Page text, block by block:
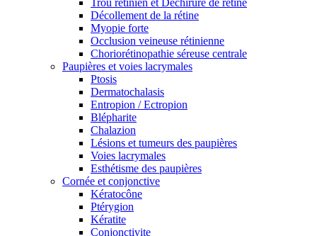
Trou rétinien et Déchirure de rétine
Décollement de la rétine
Myopie forte
Occlusion veineuse rétinienne
Choriorétinopathie séreuse centrale
Paupières et voies lacrymales
Ptosis
Dermatochalasis
Entropion / Ectropion
Blépharite
Chalazion
Lésions et tumeurs des paupières
Voies lacrymales
Esthétisme des paupières
Cornée et conjonctive
Kératocône
Ptérygion
Kératite
Conjonctivite